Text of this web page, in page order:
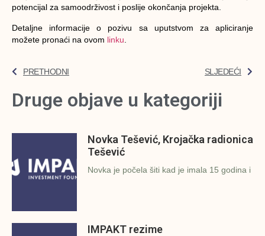
potencijal za samoodrživost i poslije okončanja projekta.
Detaljne informacije o pozivu sa uputstvom za apliciranje
možete pronaći na ovom linku
PRETHODNI SLJEDEĆI
Druge objave u kategoriji
Novka Tešević, Krojačka radionica
Tešević
Novka je počela šiti kad je imala 15 godina i
IMPAKT rezime